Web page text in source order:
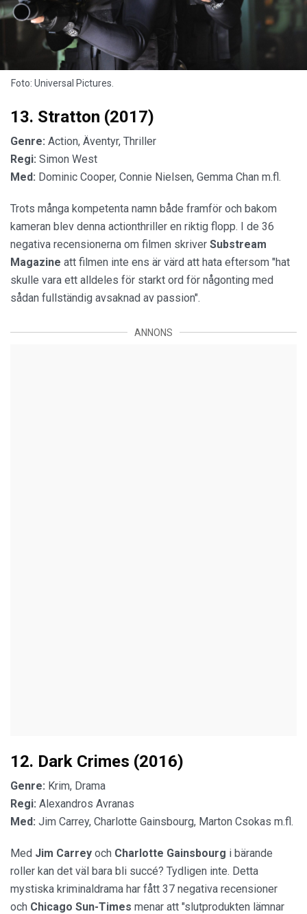
Foto: Universal Pictures.
13. Stratton (2017)
Genre: Action, Äventyr, Thriller
Regi: Simon West
Med: Dominic Cooper, Connie Nielsen, Gemma Chan m.fl.
Trots många kompetenta namn både framför och bakom
kameran blev denna actionthriller en riktig flopp. I de 36
negativa recensionerna om filmen skriver Substream
Magazine att filmen inte ens är värd att hata eftersom "hat
skulle vara ett alldeles för starkt ord för någonting med
sådan fullständig avsaknad av passion".
ANNONS
12. Dark Crimes (2016)
Genre: Krim, Drama
Regi: Alexandros Avranas
Med: Jim Carrey, Charlotte Gainsbourg, Marton Csokas m.fl.
Med Jim Carrey och Charlotte Gainsbourg i bärande
roller kan det väl bara bli succé? Tydligen inte. Detta
mystiska kriminaldrama har fått 37 negativa recensioner
och Chicago Sun-Times menar att "slutprodukten lämnar